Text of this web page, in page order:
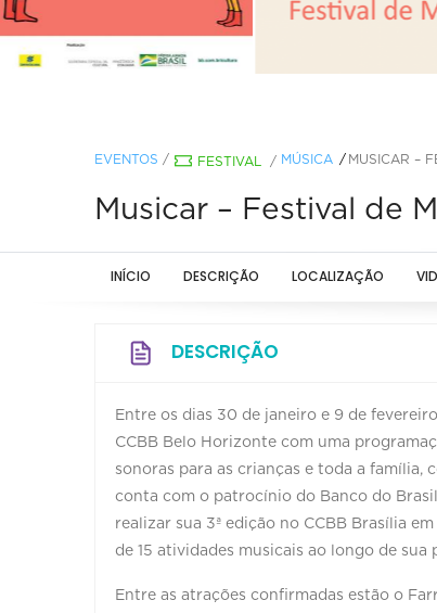
EVENTOS / FESTIVAL / MÚSICA MUSICAR –
Musicar – Festival de
INÍCIO DESCRIÇÃO LOCALIZAÇÃO
DESCRIÇÃO
Entre os dias 30 de janeiro e 9 de
CCBB Belo Horizonte com uma
sonoras para as crianças e toda a família,
conta com o patrocínio do Banco do
realizar sua 3ª edição no CCBB Brasília
de 15 atividades musicais ao longo de sua
Entre as atrações confirmadas estão o